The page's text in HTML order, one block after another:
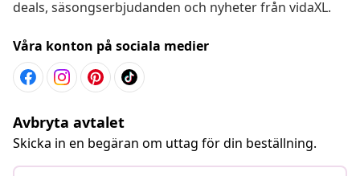
deals, säsongserbjudanden och nyheter från vidaXL.
Våra konton på sociala medier
Avbryta avtalet
Skicka in en begäran om uttag för din beställning.